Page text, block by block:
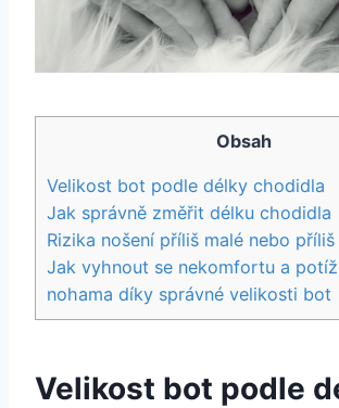
Obsah
Velikost bot podle délky chodidla
Jak správně změřit délku chodidla
Rizika nošení příliš malé nebo
Jak vyhnout se nekomfortu a
nohama díky správné velikosti bot
Velikost bot podle